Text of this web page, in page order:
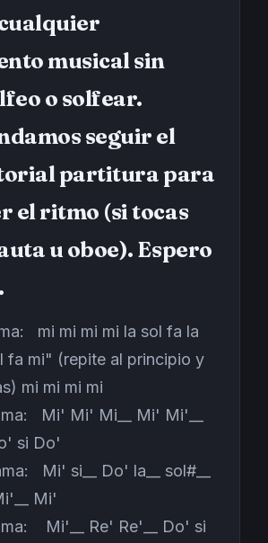
musical sin
o solfear.
seguir el
partitura para
el ritmo (si tocas
u oboe). Espero
mi mi mi mi la sol fa la
fa mi" (repite al principio y
mi mi mi mi
Mi' Mi' Mi__ Mi' Mi'__
si Do'
Mi' si__ Do' la__ sol#__
Mi'
Mi'__ Re' Re'__ Do' si